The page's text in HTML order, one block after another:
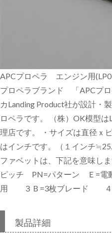
APCプロペラ エンジン用
プロペラブランド 「APCプロ
カLanding Product社が設計・
ロペラです。 （株）OK模型
理店です。 ・サイズは直径ｘ
はインチです。（１インチ
ファベットは、下記を意味
ピッチ PN=パターン Ｅ=電
用 ３Ｂ=3枚ブレード ４
製品詳細